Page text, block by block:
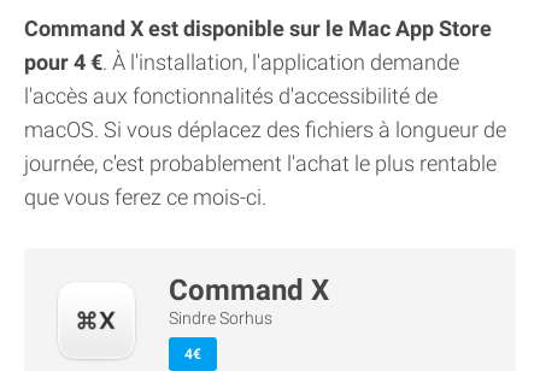
Command X est disponible sur le Mac App Store
pour 4 €. À l'installation, l'application demande
l'accès aux fonctionnalités d'accessibilité de
macOS. Si vous déplacez des fichiers à longueur de
journée, c'est probablement l'achat le plus rentable
que vous ferez ce mois-ci.
Command X
Sindre Sorhus
4€